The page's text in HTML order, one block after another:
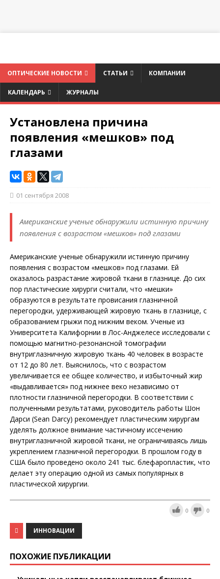
ОПТИЧЕСКИЕ НОВОСТИ СТАТЬИ КОМПАНИИ
КАЛЕНДАРЬ ЖУРНАЛЫ
Установлена причина
появления «мешков» под
глазами
01 сентября 2008
Американские ученые обнаружили истинную причину
появления с возрастом «мешков» под глазами
Американские ученые обнаружили истинную причину
появления с возрастом «мешков» под глазами. Ей
оказалось разрастание жировой ткани в глазнице. До сих
пор пластические хирурги считали, что «мешки»
образуются в результате провисания глазничной
перегородки, удерживающей жировую ткань в глазнице, с
образованием грыжи под нижним веком. Ученые из
Университета Калифорнии в Лос-Анджелесе исследовали с
помощью магнитно-резонансной томографии
внутриглазничную жировую ткань 40 человек в возрасте
от 12 до 80 лет. Выяснилось, что с возрастом
увеличивается ее общее количество, и избыточный жир
«выдавливается» под нижнее веко независимо от
плотности глазничной перегородки. В соответствии с
полученными результатами, руководитель работы Шон
Дарси (Sean Darcy) рекомендует пластическим хирургам
уделять должное внимание частичному иссечению
внутриглазничной жировой ткани, не ограничиваясь лишь
укреплением глазничной перегородки. В прошлом году в
США было проведено около 241 тыс. блефаропластик, что
делает эту операцию одной из самых популярных в
пластической хирургии.
0 0
ИННОВАЦИИ
ПОХОЖИЕ ПУБЛИКАЦИИ